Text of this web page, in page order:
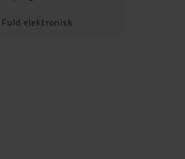
Fuld elektronisk